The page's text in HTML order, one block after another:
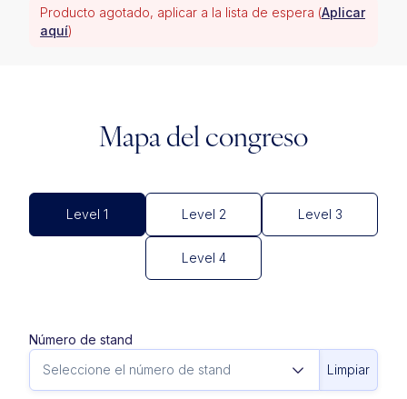
Producto agotado, aplicar a la lista de espera (Aplicar
aquí)
Mapa del congreso
Level 1 Level 2 Level 3
Level 4
Número de stand
Limpiar